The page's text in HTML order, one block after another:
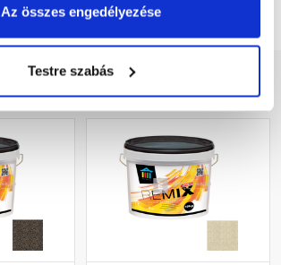
Az összes engedélyezése
Testre szabás